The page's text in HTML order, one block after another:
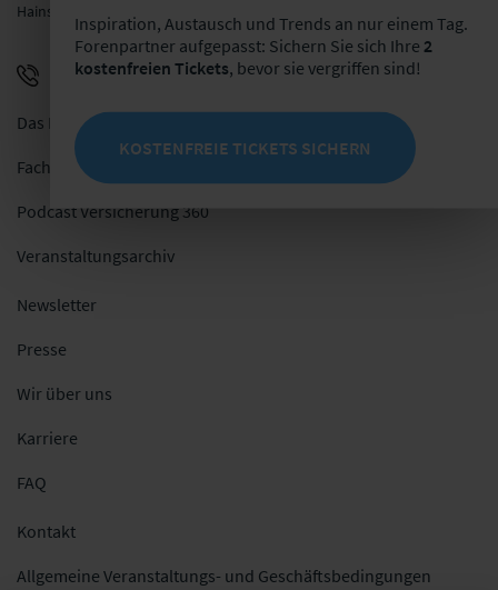
Inspiration, Austausch und Trends an nur einem Tag.
Forenpartner aufgepasst: Sichern Sie sich Ihre 2
kostenfreien Tickets, bevor sie vergriffen sind!
KOSTENFREIE TICKETS SICHERN
Hainstraße 16, 04109 Leipzig
+49 341 98988-0 E-Mail schreiben
Das Netzwerk
Fachblog
Podcast Versicherung 360
Veranstaltungsarchiv
Newsletter
Presse
Wir über uns
Karriere
FAQ
Kontakt
Allgemeine Veranstaltungs- und Geschäftsbedingungen